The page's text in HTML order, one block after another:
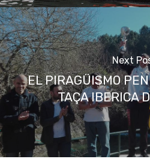
Next
EL PIRAGÜISMO
TAÇA IBERICA